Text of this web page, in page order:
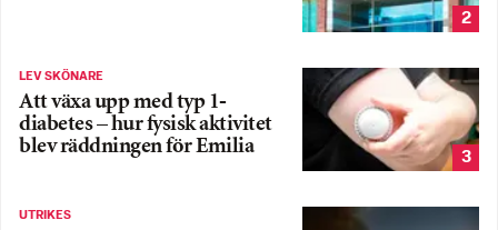
2
LEV SKÖNARE
Att växa upp med typ 1-
diabetes – hur fysisk aktivitet
blev räddningen för Emilia
3
UTRIKES